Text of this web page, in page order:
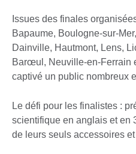
Issues des finales
Bapaume, Boulogne-sur-
Dainville, Hautmont, Lens,
Barœul, Neuville-en-Ferrain
captivé un public nombreux
Le défi pour les finalistes :
scientifique en anglais et en
de leurs seuls accessoires